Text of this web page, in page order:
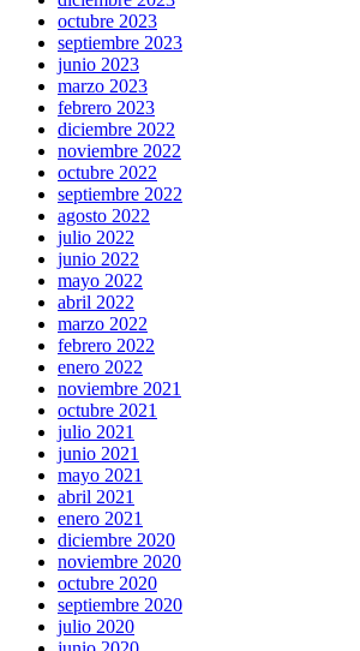
octubre 2023
septiembre 2023
junio 2023
marzo 2023
febrero 2023
diciembre 2022
noviembre 2022
octubre 2022
septiembre 2022
agosto 2022
julio 2022
junio 2022
mayo 2022
abril 2022
marzo 2022
febrero 2022
enero 2022
noviembre 2021
octubre 2021
julio 2021
junio 2021
mayo 2021
abril 2021
enero 2021
diciembre 2020
noviembre 2020
octubre 2020
septiembre 2020
julio 2020